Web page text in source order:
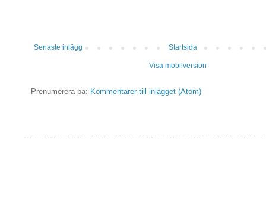
Senaste inlägg Startsida
Visa mobilversion
Prenumerera på: Kommentarer till inlägget (Atom)